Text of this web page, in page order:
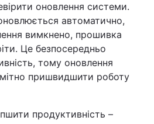
оновлення системи.
автоматично,
вимкнено, прошивка
Це безпосередньо
тому оновлення
пришвидшити роботу
продуктивність –